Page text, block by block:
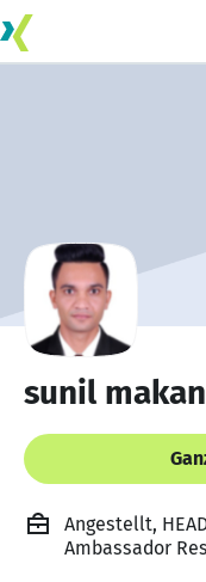
sunil
Angestellt,
Ambassador